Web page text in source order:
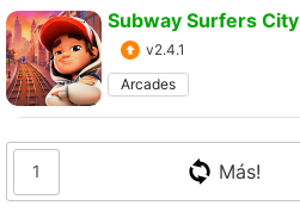
Subway Surfers City
v2.4.1
Arcades
1 Más!